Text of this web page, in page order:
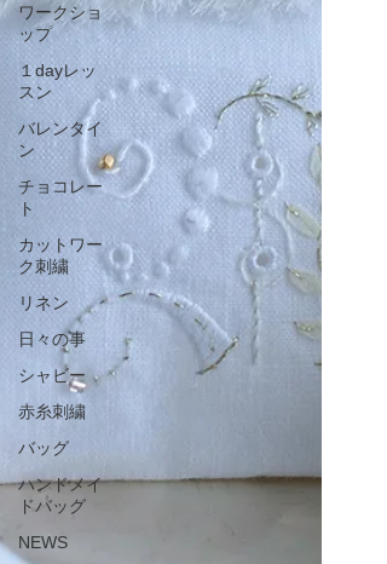
ワークショ
ップ
１dayレッ
スン
バレンタイ
ン
チョコレー
ト
カットワー
ク刺繍
リネン
日々の事
シャビー
赤糸刺繍
バッグ
ハンドメイ
ドバッグ
NEWS